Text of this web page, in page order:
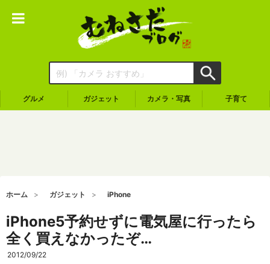
グルメ ガジェット カメラ・写真 子育て
ホーム ガジェット iPhone
iPhone5予約せずに電気屋に行ったら
全く買えなかったぞ…
2012/09/22